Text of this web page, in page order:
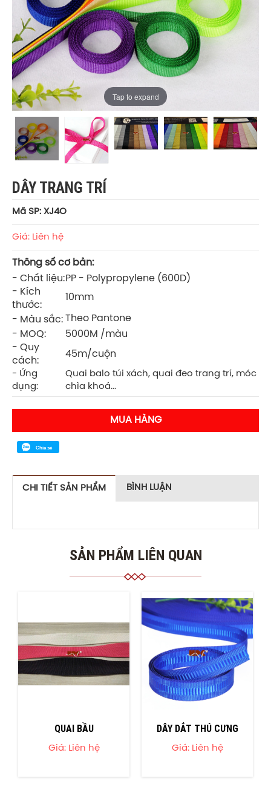
Tap to expand
DÂY TRANG TRÍ
Mã SP: XJ4O
Giá: Liên hệ
Thông số cơ bản:
- Chất liệu:PP - Polypropylene (600D)
- Kích
thước:
10mm
- Màu sắc: Theo Pantone
- MOQ:
5000M /màu
- Quy
cách:
45m/cuộn
- Ứng
dụng:
Quai balo túi xách, quai đeo trang trí, móc
chìa khoá...
MUA HÀNG
Chia sẻ
CHI TIẾT SẢN PHẨM BÌNH LUẬN
SẢN PHẨM LIÊN QUAN
QUAI BẦU
Giá: Liên hệ
DÂY DẮT THÚ CƯNG
Giá: Liên hệ